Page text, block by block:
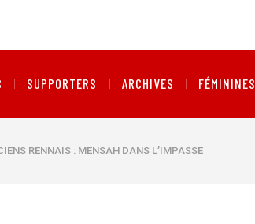
SUPPORTERS ARCHIVES FÉMININES
RENNAIS : MENSAH DANS L’IMPASSE